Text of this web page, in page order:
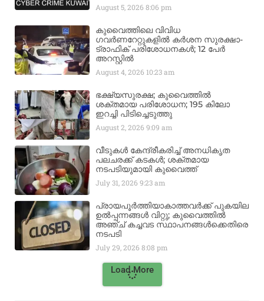
August 5, 20268:06 pm
കുവൈത്തിലെ വിവിധ
ഗവർണറേറ്റുകളിൽ കർശന സുരക്ഷാ-
ട്രാഫിക് പരിശോധനകൾ; 12 പേർ
അറസ്റ്റിൽ
August 4, 2026 10:23 am
ഭക്ഷ്യസുരക്ഷ; കുവൈത്തിൽ
ശക്തമായ പരിശോധന; 195 കിലോ
ഇറച്ചി പിടിച്ചെടുത്തു
August 2, 20269:09 am
വീടുകൾ കേന്ദ്രീകരിച്ച് അനധികൃത
പലചരക്ക് കടകൾ; ശക്തമായ
നടപടിയുമായി കുവൈത്ത്
July 31, 20269:23 am
പ്രായപൂർത്തിയാകാത്തവർക്ക് പുകയില
ഉൽപ്പന്നങ്ങൾ വിറ്റു; കുവൈത്തിൽ
അഞ്ച് കച്ചവട സ്ഥാപനങ്ങൾക്കെതിരെ
നടപടി
July 29, 20268:08 pm
Load More